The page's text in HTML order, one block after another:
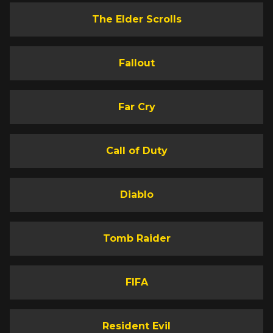
The Elder Scrolls
Fallout
Far Cry
Call of Duty
Diablo
Tomb Raider
FIFA
Resident Evil